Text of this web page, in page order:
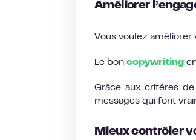
Améliorer
Vous voulez
Le bon copywriting
Grâce aux critères
messages qui font
Mieux contrôler